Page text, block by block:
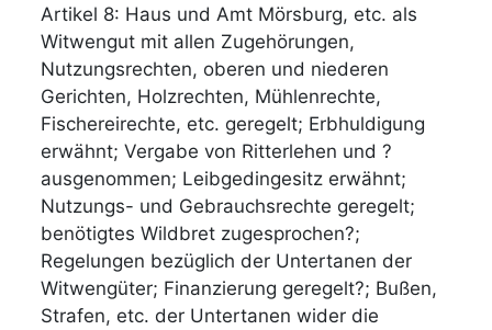
Artikel 8: Haus und Amt Mörsburg, etc. als
Witwengut mit allen Zugehörungen,
Nutzungsrechten, oberen und niederen
Gerichten, Holzrechten, Mühlenrechte,
Fischereirechte, etc. geregelt; Erbhuldigung
erwähnt; Vergabe von Ritterlehen und ?
ausgenommen; Leibgedingesitz erwähnt;
Nutzungs- und Gebrauchsrechte geregelt;
benötigtes Wildbret zugesprochen?;
Regelungen bezüglich der Untertanen der
Witwengüter; Finanzierung geregelt?; Bußen,
Strafen, etc. der Untertanen wider die